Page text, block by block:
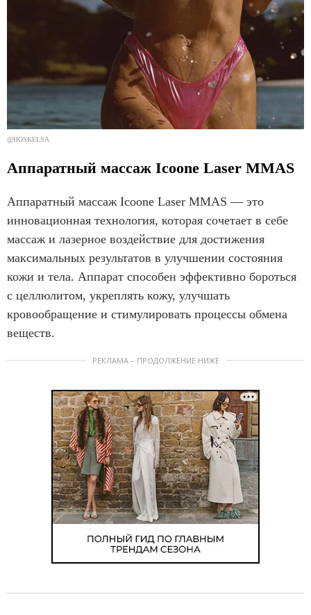
@HOSKELSA
Аппаратный массаж Icoone Laser MMAS
Аппаратный массаж Icoone Laser MMAS — это
инновационная технология, которая сочетает в себе
массаж и лазерное воздействие для достижения
максимальных результатов в улучшении состояния
кожи и тела. Аппарат способен эффективно бороться
с целлюлитом, укреплять кожу, улучшать
кровообращение и стимулировать процессы обмена
веществ.
РЕКЛАМА – ПРОДОЛЖЕНИЕ НИЖЕ